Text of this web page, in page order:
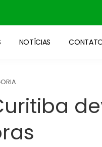
NOTÍCIAS